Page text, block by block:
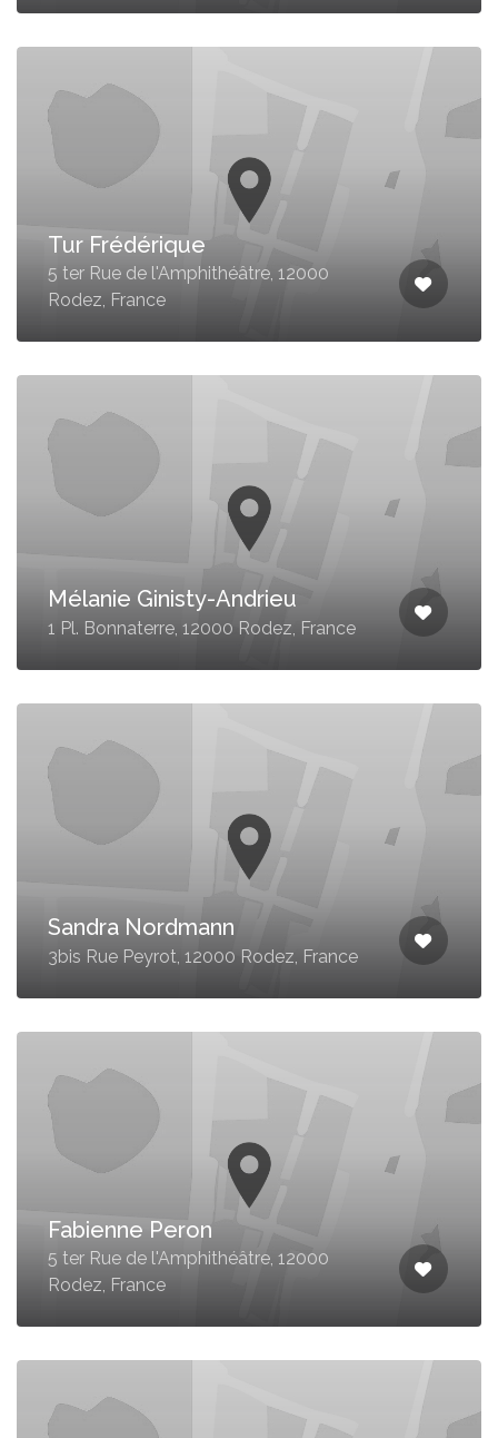
Tur Frédérique
5 ter Rue de l'Amphithéâtre, 12000
Rodez, France
Mélanie Ginisty-Andrieu
1 Pl. Bonnaterre, 12000 Rodez, France
Sandra Nordmann
3bis Rue Peyrot, 12000 Rodez, France
Fabienne Peron
5 ter Rue de l'Amphithéâtre, 12000
Rodez, France